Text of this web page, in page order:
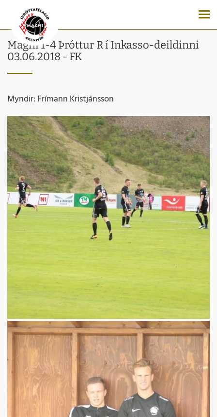
Magni 1-4 Þróttur R í Inkasso-deildinni
03.06.2018 - FK
Myndir: Frímann Kristjánsson